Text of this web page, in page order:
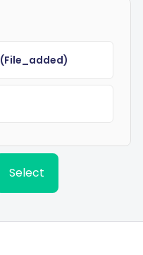
(file_added)
Select